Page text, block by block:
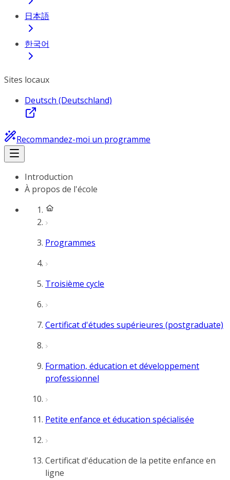
日本語
한국어
Sites locaux
Deutsch (Deutschland)
Recommandez-moi un programme
Introduction
À propos de l'école
Programmes
Troisième cycle
Certificat d'études supérieures (postgraduate)
Formation, éducation et développement
professionnel
Petite enfance et éducation spécialisée
Certificat d'éducation de la petite enfance en
ligne